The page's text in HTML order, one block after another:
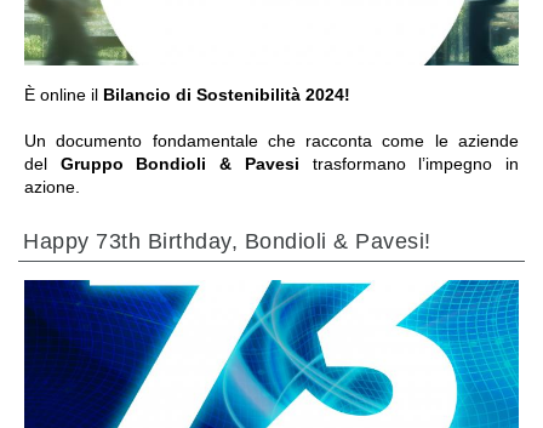
È online il Bilancio di Sostenibilità 2024!
Un documento fondamentale che racconta come le aziende
del Gruppo Bondioli & Pavesi trasformano l’impegno in
azione.
Happy 73th Birthday, Bondioli & Pavesi!